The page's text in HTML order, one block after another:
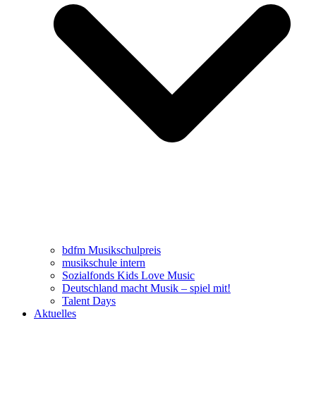
bdfm Musikschulpreis
musikschule intern
Sozialfonds Kids Love Music
Deutschland macht Musik – spiel mit!
Talent Days
Aktuelles